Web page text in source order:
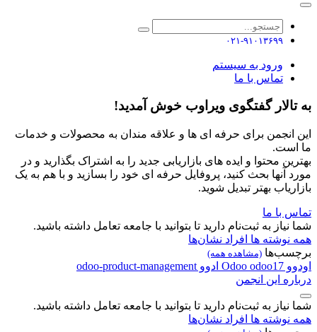
۰۲۱-۹۱۰۱۳۶۹۹
ورود به سیستم
تماس با ما
به تالار گفتگوی ویراوب خوش آمدید!
این انجمن برای حرفه ای ها و علاقه مندان به محصولات و خدمات
ما است.
بهترین محتوا و ایده های بازاریابی جدید را به اشتراک بگذارید و در
مورد آنها بحث کنید، پروفایل حرفه ای خود را بسازید و با هم به یک
بازاریاب بهتر تبدیل شوید.
تماس با ما
شما نیاز به ثبت‌نام دارید تا بتوانید با جامعه تعامل داشته باشید.
همه نوشته ها افراد نشان‌ها
برچسب‌ها (مشاهده همه)
اودوو Odoo odoo17 ادوو odoo-product-management
درباره این انجمن
شما نیاز به ثبت‌نام دارید تا بتوانید با جامعه تعامل داشته باشید.
همه نوشته ها افراد نشان‌ها